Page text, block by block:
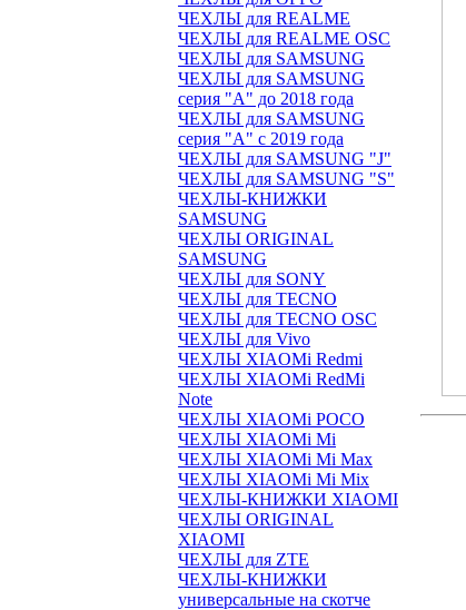
ЧЕХЛЫ для REALME
ЧЕХЛЫ для REALME OSC
ЧЕХЛЫ для SAMSUNG
ЧЕХЛЫ для SAMSUNG
серия "A" до 2018 года
ЧЕХЛЫ для SAMSUNG
серия "A" с 2019 года
ЧЕХЛЫ для SAMSUNG "J"
ЧЕХЛЫ для SAMSUNG "S"
ЧЕХЛЫ-КНИЖКИ
SAMSUNG
ЧЕХЛЫ ORIGINAL
SAMSUNG
ЧЕХЛЫ для SONY
ЧЕХЛЫ для TECNO
ЧЕХЛЫ для TECNO OSC
ЧЕХЛЫ для Vivo
ЧЕХЛЫ XIAOMi Redmi
ЧЕХЛЫ XIAOMi RedMi
Note
ЧЕХЛЫ XIAOMi POCO
ЧЕХЛЫ XIAOMi Mi
ЧЕХЛЫ XIAOMi Mi Max
ЧЕХЛЫ XIAOMi Mi Mix
ЧЕХЛЫ-КНИЖКИ XIAOMI
ЧЕХЛЫ ORIGINAL
XIAOMI
ЧЕХЛЫ для ZTE
ЧЕХЛЫ-КНИЖКИ
универсальные на скотче